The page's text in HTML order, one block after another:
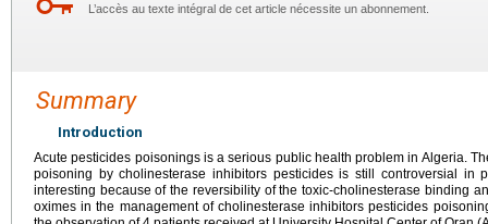
L’accès au texte intégral de cet article nécessite un abonnement.
Summary
Introduction
Acute pesticides poisonings is a serious public health problem in Algeria.
poisoning by cholinesterase inhibitors pesticides is still controversial in
interesting because of the reversibility of the toxic-cholinesterase binding
oximes in the management of cholinesterase inhibitors pesticides